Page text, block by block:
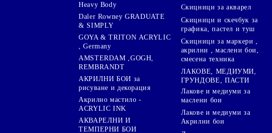
Heavy Body
Daler Rowney GRADUATE
& SIMPLY
GOYA & TRITON АCRYLIC
, Germany
AMSTERDAM ,GOGH,
REMBRANDT
АКРИЛНИ БОИ за
рисуване и декорация
Акрилно мастило -
ACRYLIC INK
АКВАРЕЛНИ И
ТЕМПЕРНИ БОИ
Скицници за акварел
Скицници и скечбук за
графика, пастел и туш
Скицници за маркери ,
акрилни , маслени бои,
смесена техника
ЛАКОВЕ, МЕДИУМИ,
ГРУНДОВЕ, ПАСТИ
Лакове и медиуми за
маслени бои
Лакове и медиуми за
Акрилни бои